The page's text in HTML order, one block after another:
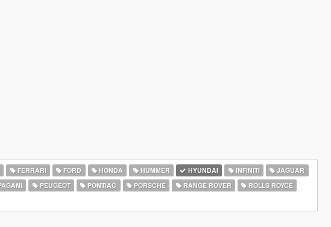
FERRARI FORD HONDA HUMMER HYUNDAI INFINITI
JAGUAR
PEUGEOT PONTIAC PORSCHE RANGE ROVER
ROLLS ROYCE